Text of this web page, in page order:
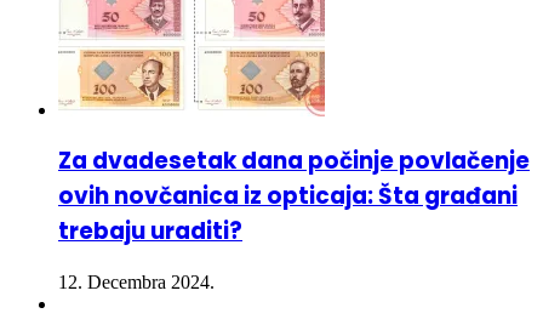
Za dvadesetak dana počinje povlačenje
ovih novčanica iz opticaja: Šta građani
trebaju uraditi?
12. Decembra 2024.